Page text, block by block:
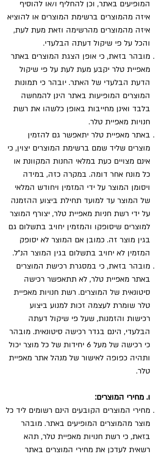
המופיעים באתר, וכן להחליף ו/או להוסיף
איזה מהמוצרים ברשימת המוצרים או להוציא
איזה מהמוצרים מהרשימה וזאת מעת לעת,
והכל על פי שיקול דעתה הבלעדי.
מובהר בזאת, כי אופן הצגת המוצרים באתר
מאפיית טלר יקבע מעת לעת על פי שיקול
הדעת הבלעדי של האתר. יובהר כי תמונות
המוצרים המופיעות באתר הינן להמחשה
בלבד ואינן מחייבות באופן כלשהו את רשת
חנויות מאפיית טלר.
באתר מאפיית טלר יתאפשר גם להזמין
מוצרים שליד שמם ברשימת המוצרים יצוין, כי
אינם מצויים כעת במלאי החנות המקוונת או
כל מונח אחר דומה. במקרה כזה, במידה
ויסומן המוצר על ידי המזמין ויחודש המלאי
של המוצר עד למועד תחילת ביצוע ההזמנה
על ידי רשת חניות מאפיית טלר, יצורף המוצר
למוצרים שיסופקו והמזמין יחויב בתשלום גם
בגין מוצר זה. כמובן אם המוצר לא יסופק
המזמין לא יחויב בתשלום בגין המוצר הנ"ל.
מובהר בזאת, כי במסגרת רכישת המוצרים
באתר מאפיית טלר, לא תתאפשר רכישה
סיטונאית של המוצרים. רשת חנויות מאפיית
טלר שומרת לעצמה זכות למנוע ביצוע
רכישות והזמנות, שעל פי שיקול דעתה
הבלעדי, הינם בגדר רכישה סיטונאית. מובהר
כי רכישה של מעל 6 יחידות של כל מוצר יכול
ותהיה כפופה לאישור של מנהל אתר מאפיית
טלר.
ו. מחירי המוצרים:
מחירי המוצרים הקובעים הינם רשומים ליד כל
מוצר מהמוצרים המופיעים באתר. מובהר
בזאת, כי רשת חנויות מאפיית טלר, תהא
רשאית לעדכן את מחירי המוצרים באתר